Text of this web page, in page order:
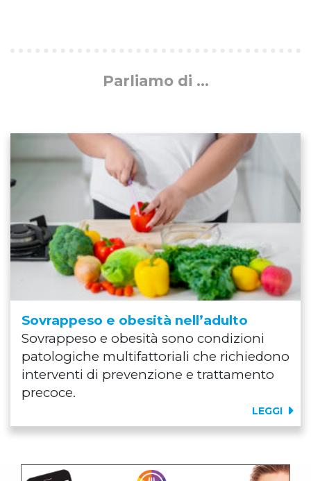
Parliamo di ...
Sovrappeso e obesità nell’adulto
Sovrappeso e obesità sono condizioni
patologiche multifattoriali che richiedono
interventi di prevenzione e trattamento
precoce.
LEGGI